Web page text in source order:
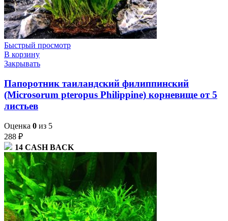
Быстрый просмотр
В корзину
Закрывать
Папоротник таиландский филиппинский
(Microsorum pteropus Philippine) корневище от 5
листьев
Оценка 0 из 5
288 ₽
14 CASH BACK